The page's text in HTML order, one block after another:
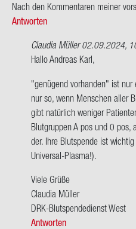
Nach den Kom­men­ta­ren mei­ner
Antworten
Claudia Müller02.09.2024,
Ant­
auf
Hallo
Ich
bin
jetzt…
von
An­
dre­
as
Karl
Hallo An­dre­as Karl,
"ge­nü­gend vor­han­den" ist
nur so, wenn Men­schen aller
gibt na­tür­lich we­ni­ger
Blut­grup­pen A pos und 0
der. Ihre Blut­spen­de ist
Universal-​Plasma!).
Viele Grüße
Clau­dia Mül­ler
DRK-​Blutspendedienst West
Antworten